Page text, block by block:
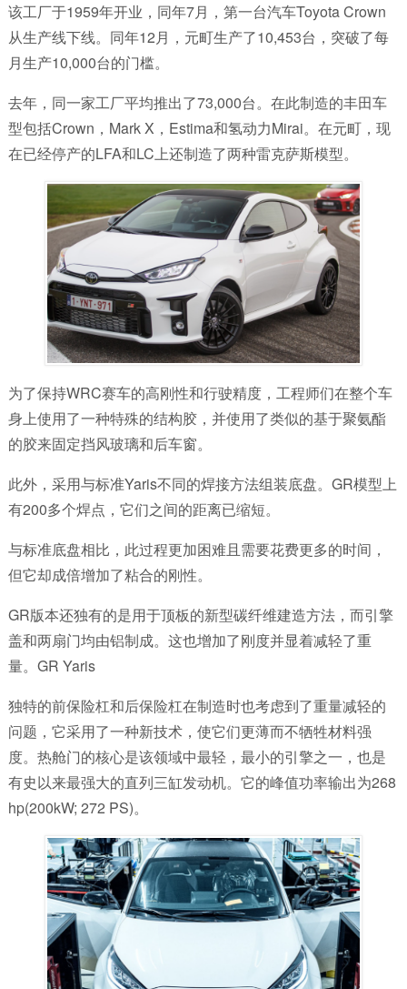
该工厂于1959年开业，同年7月，第一台汽车Toyota Crown
从生产线下线。同年12月，元町生产了10,453台，突破了每
月生产10,000台的门槛。
去年，同一家工厂平均推出了73,000台。在此制造的丰田车
型包括Crown，Mark X，Estima和氢动力Mirai。在元町，现
在已经停产的LFA和LC上还制造了两种雷克萨斯模型。
为了保持WRC赛车的高刚性和行驶精度，工程师们在整个车
身上使用了一种特殊的结构胶，并使用了类似的基于聚氨酯
的胶来固定挡风玻璃和后车窗。
此外，采用与标准Yaris不同的焊接方法组装底盘。GR模型上
有200多个焊点，它们之间的距离已缩短。
与标准底盘相比，此过程更加困难且需要花费更多的时间，
但它却成倍增加了粘合的刚性。
GR版本还独有的是用于顶板的新型碳纤维建造方法，而引擎
盖和两扇门均由铝制成。这也增加了刚度并显着减轻了重
量。GR Yaris
独特的前保险杠和后保险杠在制造时也考虑到了重量减轻的
问题，它采用了一种新技术，使它们更薄而不牺牲材料强
度。热舱门的核心是该领域中最轻，最小的引擎之一，也是
有史以来最强大的直列三缸发动机。它的峰值功率输出为268
hp(200kW; 272 PS)。